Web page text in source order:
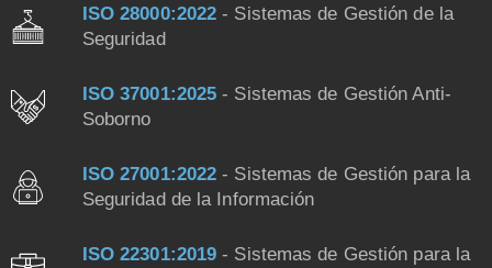
ISO 28000:2022 - Sistemas de Gestión de la
Seguridad
ISO 37001:2025 - Sistemas de Gestión Anti-
Soborno
ISO 27001:2022 - Sistemas de Gestión para la
Seguridad de la Información
ISO 22301:2019 - Sistemas de Gestión para la